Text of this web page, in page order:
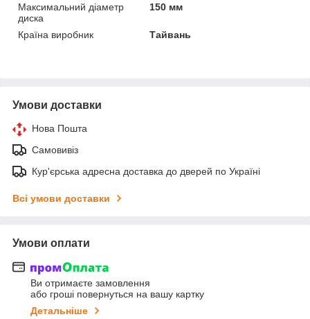
Максимальний діаметр
диска
150 мм
Країна виробник Тайвань
Умови доставки
Нова Пошта
Самовивіз
Кур'єрська адресна доставка до дверей по Україні
Всі умови доставки
Умови оплати
Ви отримаєте замовлення
або гроші повернуться на вашу картку
Детальніше